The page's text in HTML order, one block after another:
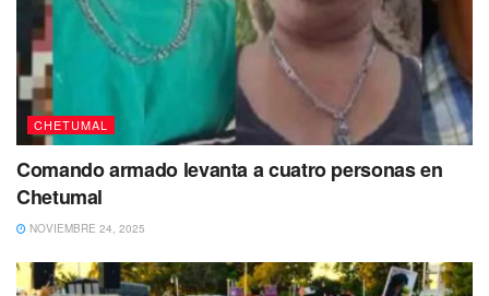
la población y que iniciarían trabajos de nebulización para
controlarlo y abatirlo y así disminuir los inconvenientes que
provoca, las acciones han sido nulas y el vector está
proliferando de una manera preocupante.
CHETUMAL
Comando armado levanta a cuatro personas en
Chetumal
NOVIEMBRE 24, 2025